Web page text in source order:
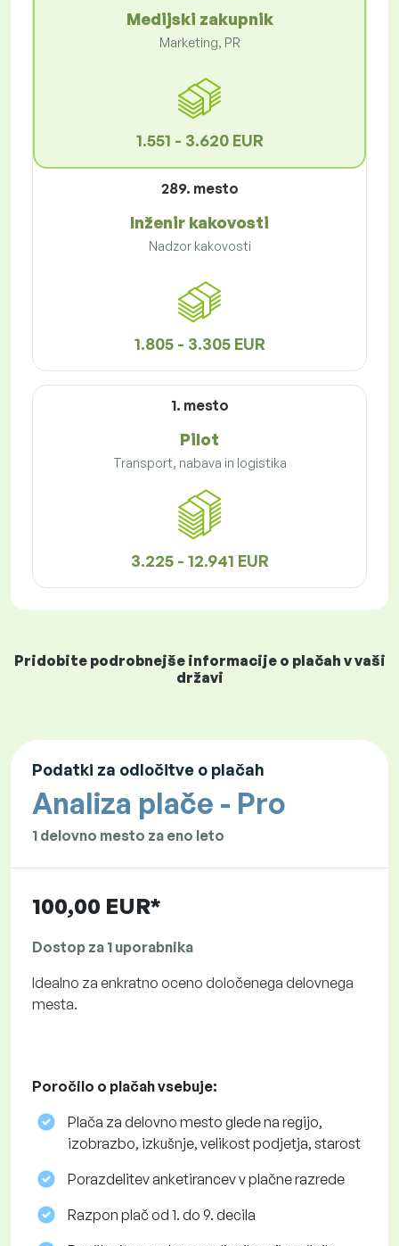
Medijski zakupnik
Marketing, PR
1.551 - 3.620 EUR
289. mesto
Inženir kakovosti
Nadzor kakovosti
1.805 - 3.305 EUR
1. mesto
Pilot
Transport, nabava in logistika
3.225 - 12.941 EUR
Pridobite podrobnejše informacije o plačah v vaši
državi
Podatki za odločitve o plačah
Analiza plače - Pro
1 delovno mesto za eno leto
100,00 EUR*
Dostop za 1 uporabnika
Idealno za enkratno oceno določenega delovnega
mesta.
Poročilo o plačah vsebuje:
Plača za delovno mesto glede na regijo,
izobrazbo, izkušnje, velikost podjetja, starost
Porazdelitev anketirancev v plačne razrede
Razpon plač od 1. do 9. decila